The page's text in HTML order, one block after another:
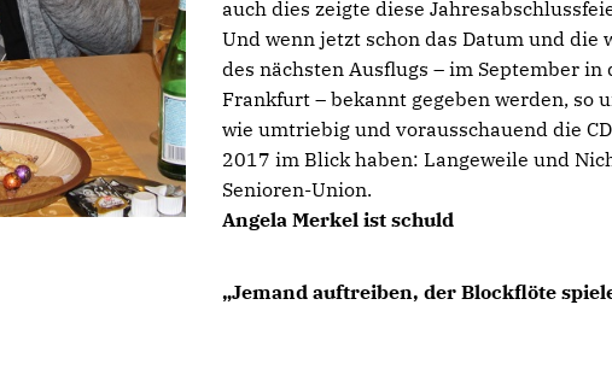
auch dies zeigte diese
Und wenn jetzt schon das Datum und die
des nächsten Ausflugs – im September in
Frankfurt – bekannt gegeben werden, so
wie umtriebig und vorausschauend die
2017 im Blick haben: Langeweile und
Senioren-Union.
Angela Merkel ist schuld
Jemand auftreiben, der Blockflöte